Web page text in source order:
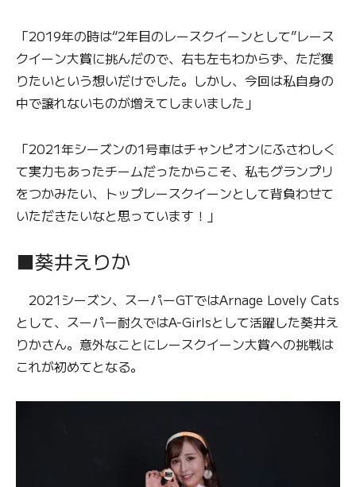
「2019年の時は“2年目のレースクイーンとして”レース
クイーン大賞に挑んだので、右も左もわからず、ただ獲
りたいという想いだけでした。しかし、今回は私自身の
中で譲れないものが増えてしまいました」
「2021年シーズンの1号車はチャンピオンにふさわしく
て実力もあったチームだったからこそ、私もグランプリ
をつかみたい、トップレースクイーンとして背負わせて
いただきたいなと思っています！」
■葵井えりか
2021シーズン、スーパーGTではArnage Lovely Cats
として、スーパー耐久ではA-Girlsとして活躍した葵井え
りかさん。意外なことにレースクイーン大賞への挑戦は
これが初めてとなる。